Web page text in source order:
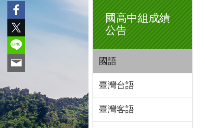
國高中組成績
公告
國語
臺灣台語
臺灣客語